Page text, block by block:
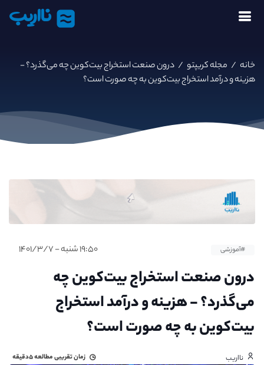
نااریب
خانه / مجله کریپتو / درون صنعت استخراج بیت‌کوین چه می‌گذرد؟ -
هزینه و درآمد استخراج بیت‌کوین به چه صورت است؟
#آموزشی ۱۹:۵۰ شنبه - ۱۴۰۱/۳/۷
درون صنعت استخراج بیت‌کوین چه
می‌گذرد؟ - هزینه و درآمد استخراج
بیت‌کوین به چه صورت است؟
نااریب زمان تقریبی مطالعه۵دقیقه